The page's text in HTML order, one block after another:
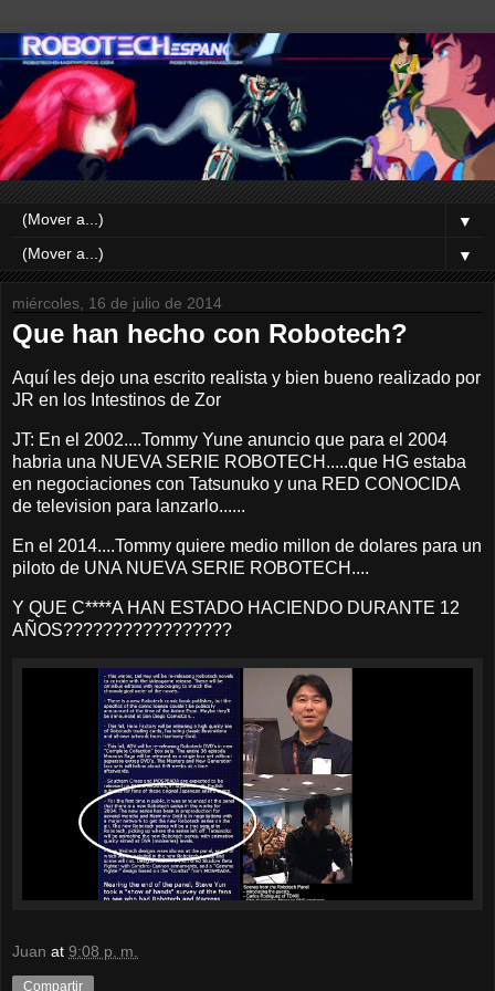
▼
▼
miércoles, 16 de julio de 2014
Que han hecho con Robotech?
Aquí les dejo una escrito realista y bien bueno realizado por
JR en los Intestinos de Zor
JT: En el 2002....Tommy Yune anuncio que para el 2004
habria una NUEVA SERIE ROBOTECH.....que HG estaba
en negociaciones con Tatsunuko y una RED CONOCIDA
de television para lanzarlo......
En el 2014....Tommy quiere medio millon de dolares para un
piloto de UNA NUEVA SERIE ROBOTECH....
Y QUE C****A HAN ESTADO HACIENDO DURANTE 12
AÑOS?????????????????
Juan at 9:08 p. m.
Compartir